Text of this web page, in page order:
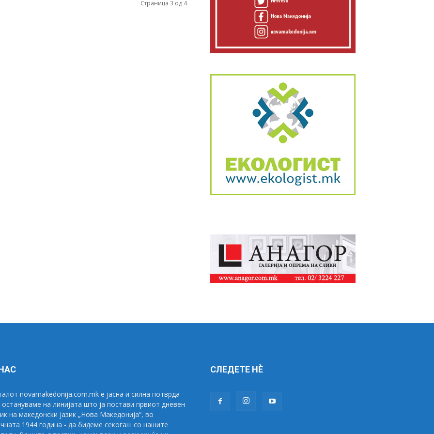
Страница 3 од 4
novamakedonija.com.mk е јасна и силна потврда
остануваме на линијата што ја постави првиот дневен
на македонски јазик „Нова Македонија“, во
1944 година - да бидеме секогаш со нашите
СЛЕДЕТЕ НÈ